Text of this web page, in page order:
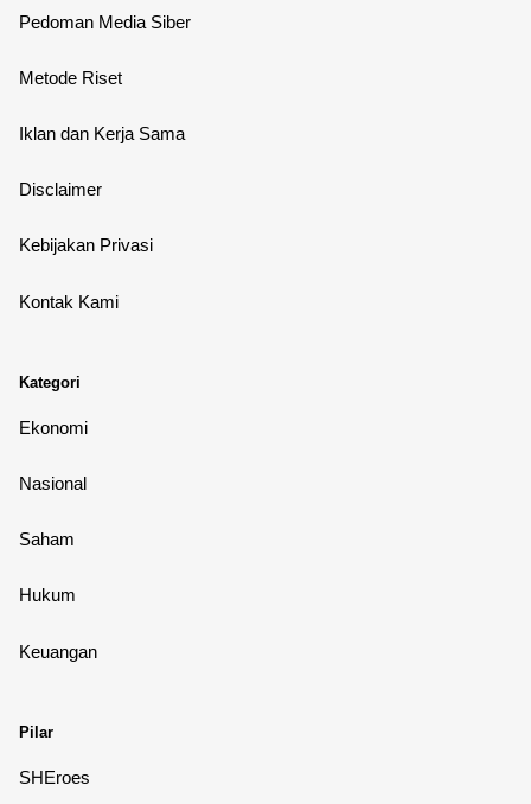
Pedoman Media Siber
Metode Riset
Iklan dan Kerja Sama
Disclaimer
Kebijakan Privasi
Kontak Kami
Kategori
Ekonomi
Nasional
Saham
Hukum
Keuangan
Pilar
SHEroes